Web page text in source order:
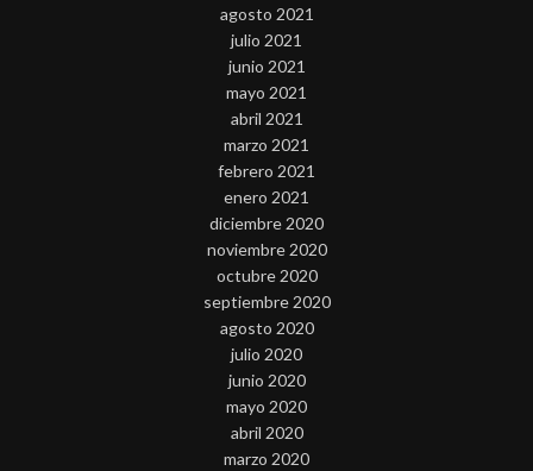
agosto 2021
julio 2021
junio 2021
mayo 2021
abril 2021
marzo 2021
febrero 2021
enero 2021
diciembre 2020
noviembre 2020
octubre 2020
septiembre 2020
agosto 2020
julio 2020
junio 2020
mayo 2020
abril 2020
marzo 2020